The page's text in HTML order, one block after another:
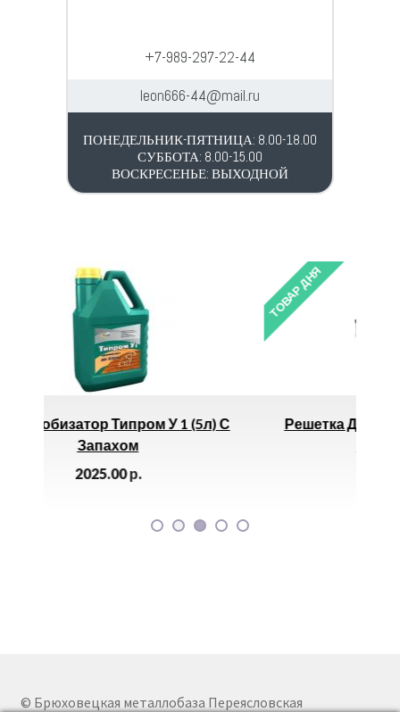
+7-989-297-22-44
leon666-44@mail.ru
ПОНЕДЕЛЬНИК-ПЯТНИЦА: 8.00-18.00
СУББОТА: 8.00-15.00
ВОСКРЕСЕНЬЕ: ВЫХОДНОЙ
(5л) С
ТОВАР ДНЯ
Решетка Дождеприемника 300х300 PB-
© Брюховецкая металлобаза Переясловская